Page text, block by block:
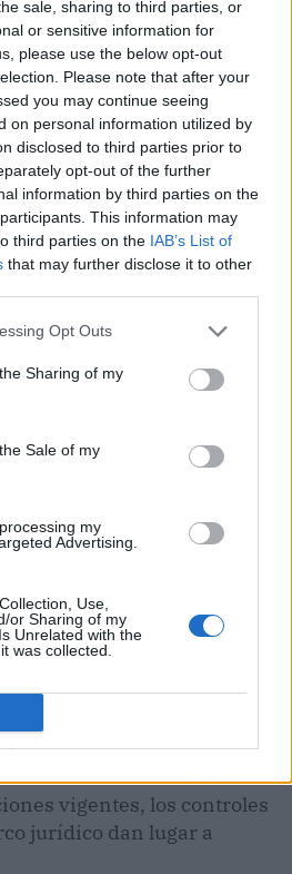
sale, sharing to third parties, or
or sensitive information for
please use the below opt-out
Please note that after your
you may continue seeing
on personal information utilized by
disclosed to third parties prior to
opt-out of the further
information by third parties on the
This information may
third parties on the IAB’s List of
that may further disclose it to other
Opt Outs
Sharing of my
Sale of my
my
Advertising.
Use,
or Sharing of my
Unrelated with the
was collected.
Publicidad
obsesión contra Castilla y
a Cantabria pero se
León", apostilla Arranz,
"falta de claridad" sobre
vigentes, los controles
jurídico dan lugar a